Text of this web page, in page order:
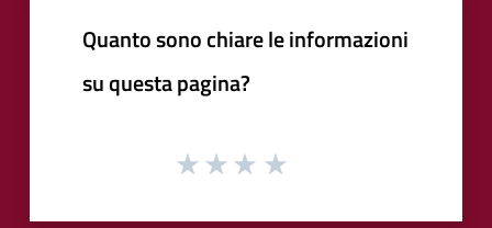
Quanto sono chiare le informazioni
su questa pagina?